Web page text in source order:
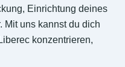
Einrichtung deines
Mit uns kannst du dich
konzentrieren,